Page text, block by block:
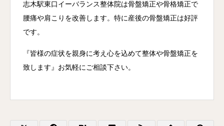
志木駅東口イーバランス整体院は骨盤矯正や骨格矯正で
腰痛や肩こりを改善します。特に産後の骨盤矯正は好評
です。
『皆様の症状を親身に考え心を込めて整体や骨盤矯正を
致します』お気軽にご相談下さい。